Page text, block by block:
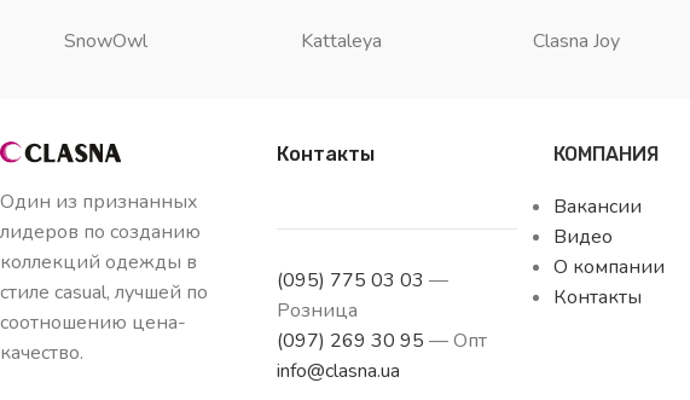
SnowOwl Kattaleya Clasna Joy
Один из признанных
лидеров по созданию
коллекций одежды в
стиле casual, лучшей по
соотношению цена-
качество.
Контакты
(095) 775 03 03 —
Розница
(097) 269 30 95 — Опт
info@clasna.ua
КОМПАНИЯ
Вакансии
Видео
О компании
Контакты